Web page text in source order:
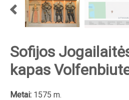
Sofijos
kapas
Metai: 1575 m.